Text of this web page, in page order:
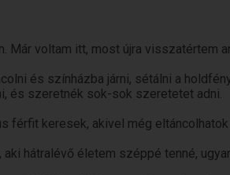
Már voltam itt, most újra visszatértem
és színházba járni, sétálni a
és szeretnék sok-sok szeretetet adni.
férfit keresek, akivel még eltáncolhatok
hátralévő életem széppé tenné,